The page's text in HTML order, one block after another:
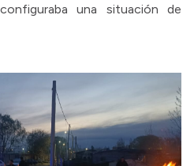
una situación de